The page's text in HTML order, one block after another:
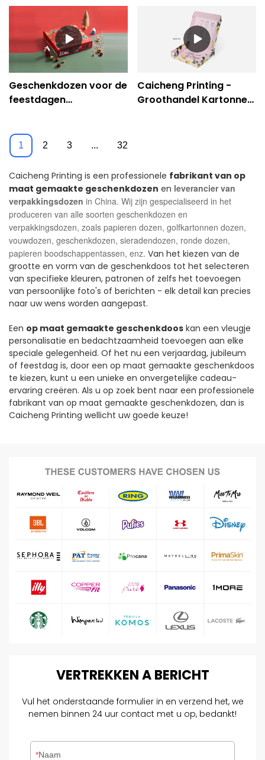
Caicheng Printing is een professionele fabrikant van op
maat gemaakte geschenkdozen en leverancier van
verpakkingsdozen in China. Wij zijn gespecialiseerd in het
produceren van alle soorten geschenkdozen en
verpakkingsdozen, zoals papieren dozen, golfkartonnen dozen,
vouwdozen, geschenkdozen, sieradendozen, ronde dozen,
papieren boodschappentassen, enz. Van het kiezen van de
grootte en vorm van de geschenkdoos tot het selecteren
van specifieke kleuren, patronen of zelfs het toevoegen
van persoonlijke foto's of berichten - elk detail kan precies
naar uw wens worden aangepast.
Een op maat gemaakte geschenkdoos kan een vleugje
personalisatie en bedachtzaamheid toevoegen aan elke
speciale gelegenheid. Of het nu een verjaardag, jubileum
of feestdag is, door een op maat gemaakte geschenkdoos
te kiezen, kunt u een unieke en onvergetelijke cadeau-
ervaring creëren. Als u op zoek bent naar een professionele
fabrikant van op maat gemaakte geschenkdozen, dan is
Caicheng Printing wellicht uw goede keuze!
Kledingverpakkingsdozen
verpakking met
aangepast logo
Geschenkdozen voor de
feestdagen
geschenkdozen
Groothandel
Caicheng Printing -
Groothandel Kartonnen
1 2 3 ... 32
VERTREKKENA BERICHT
Vul het onderstaande formulier in en verzend het, we
nemen binnen 24 uur contact met u op, bedankt!
Naam